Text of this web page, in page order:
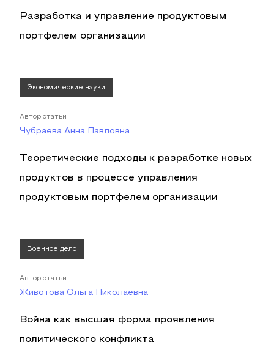
Разработка и управление продуктовым
портфелем организации
Экономические науки
Автор статьи
Чубраева Анна Павловна
Теоретические подходы к разработке новых
продуктов в процессе управления
продуктовым портфелем организации
Военное дело
Автор статьи
Животова Ольга Николаевна
Война как высшая форма проявления
политического конфликта